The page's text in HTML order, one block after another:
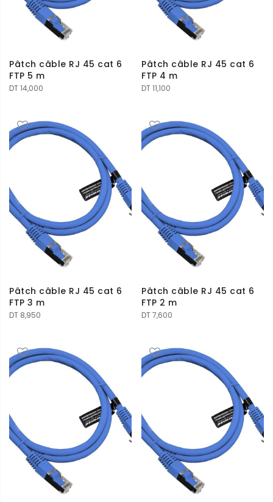
Pâtch câble RJ 45 cat 6
FTP 5 m
DT14,000
Pâtch câble RJ 45 cat 6
FTP 4 m
DT11,100
Pâtch câble RJ 45 cat 6
FTP 3 m
DT 8,950
Pâtch câble RJ 45 cat 6
FTP 2 m
DT7,600